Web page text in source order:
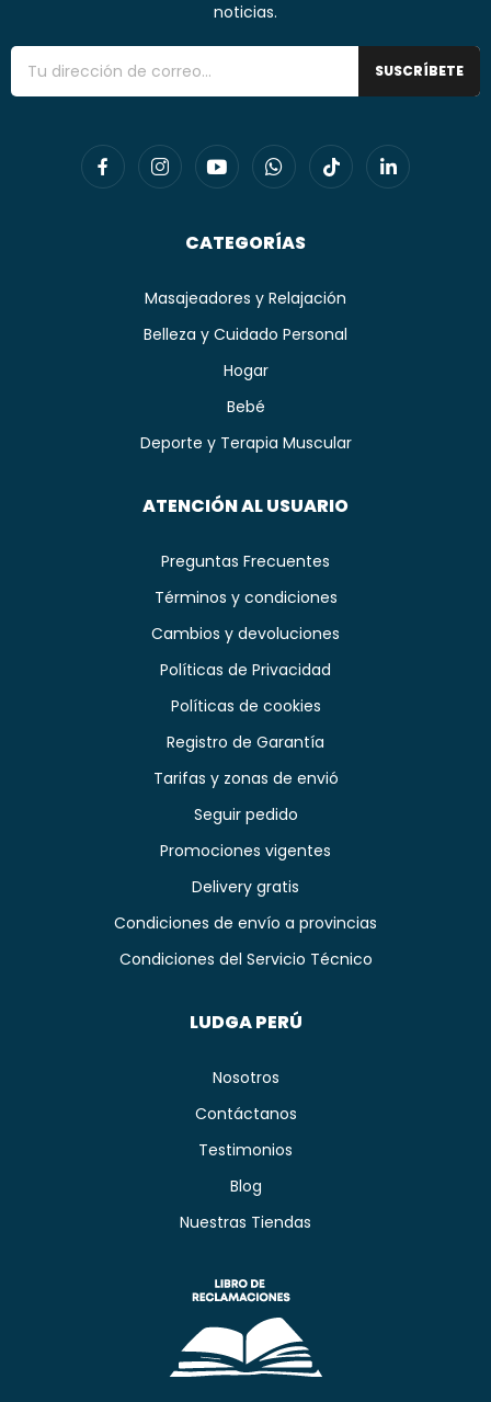
noticias.
SUSCRÍBETE
CATEGORÍAS
Masajeadores y Relajación
Belleza y Cuidado Personal
Hogar
Bebé
Deporte y Terapia Muscular
ATENCIÓN AL USUARIO
Preguntas Frecuentes
Términos y condiciones
Cambios y devoluciones
Políticas de Privacidad
Políticas de cookies
Registro de Garantía
Tarifas y zonas de envió
Seguir pedido
Promociones vigentes
Delivery gratis
Condiciones de envío a provincias
Condiciones del Servicio Técnico
LUDGA PERÚ
Nosotros
Contáctanos
Testimonios
Blog
Nuestras Tiendas